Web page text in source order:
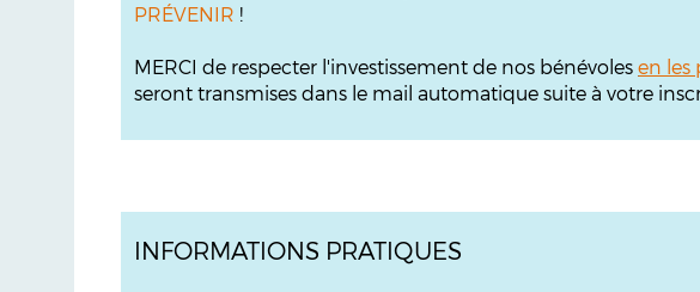
PRÉVENIR !
MERCI de respecter l'investissement de nos bénévolesen les
seront transmises dans le mail automatique suite à votre
INFORMATIONS PRATIQUES